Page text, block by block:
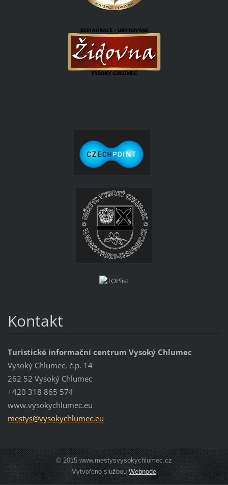
Kontakt
Turistické informační centrum Vysoký Chlumec
Vysoký Chlumec, č.p. 14
262 52 Vysoký Chlumec
+420 318 865 574
www.vysokychlumec.eu
mestys@vysokychlumec.eu
© 2015 www.mestysvysokychlumec.cz
Vytvořeno službou Webnode